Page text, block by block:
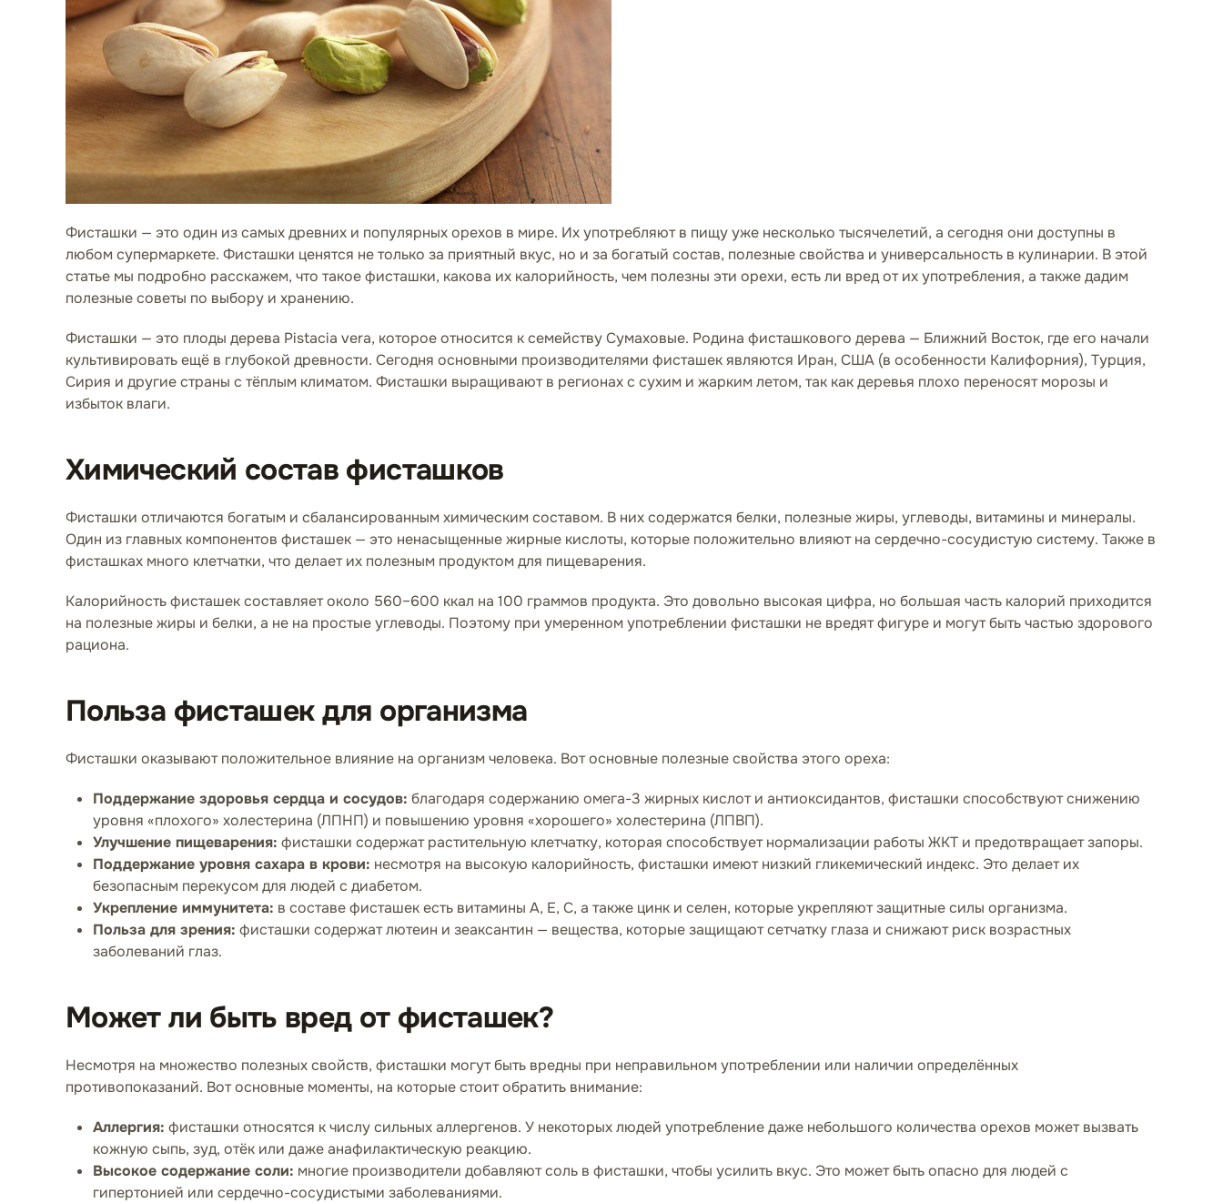
Фисташки — это один из самых древних и популярных орехов в мире. Их употребляют в пищу уже несколько тысячелетий, а сегодня они доступны в
любом супермаркете. Фисташки ценятся не только за приятный вкус, но и за богатый состав, полезные свойства и универсальность в кулинарии. В этой
статье мы подробно расскажем, что такое фисташки, какова их калорийность, чем полезны эти орехи, есть ли вред от их употребления, а также дадим
полезные советы по выбору и хранению.
Фисташки — это плоды дерева Pistacia vera, которое относится к семейству Сумаховые. Родина фисташкового дерева — Ближний Восток, где его начали
культивировать ещё в глубокой древности. Сегодня основными производителями фисташек являются Иран, США (в особенности Калифорния), Турция,
Сирия и другие страны с тёплым климатом. Фисташки выращивают в регионах с сухим и жарким летом, так как деревья плохо переносят морозы и
избыток влаги.
Химический состав фисташков
Фисташки отличаются богатым и сбалансированным химическим составом. В них содержатся белки, полезные жиры, углеводы, витамины и минералы.
Один из главных компонентов фисташек — это ненасыщенные жирные кислоты, которые положительно влияют на сердечно-сосудистую систему. Также в
фисташках много клетчатки, что делает их полезным продуктом для пищеварения.
Калорийность фисташек составляет около 560–600 ккал на 100 граммов продукта. Это довольно высокая цифра, но большая часть калорий приходится
на полезные жиры и белки, а не на простые углеводы. Поэтому при умеренном употреблении фисташки не вредят фигуре и могут быть частью здорового
рациона.
Польза фисташек для организма
Фисташки оказывают положительное влияние на организм человека. Вот основные полезные свойства этого ореха:
Поддержание здоровья сердца и сосудов: благодаря содержанию омега-3 жирных кислот и антиоксидантов, фисташки способствуют снижению
уровня «плохого» холестерина (ЛПНП) и повышению уровня «хорошего» холестерина (ЛПВП).
Улучшение пищеварения: фисташки содержат растительную клетчатку, которая способствует нормализации работы ЖКТ и предотвращает запоры.
Поддержание уровня сахара в крови: несмотря на высокую калорийность, фисташки имеют низкий гликемический индекс. Это делает их
безопасным перекусом для людей с диабетом.
Укрепление иммунитета: в составе фисташек есть витамины А, Е, С, а также цинк и селен, которые укрепляют защитные силы организма.
Польза для зрения: фисташки содержат лютеин и зеаксантин — вещества, которые защищают сетчатку глаза и снижают риск возрастных
заболеваний глаз.
Может ли быть вред от фисташек?
Несмотря на множество полезных свойств, фисташки могут быть вредны при неправильном употреблении или наличии определённых
противопоказаний. Вот основные моменты, на которые стоит обратить внимание:
Аллергия: фисташки относятся к числу сильных аллергенов. У некоторых людей употребление даже небольшого количества орехов может вызвать
кожную сыпь, зуд, отёк или даже анафилактическую реакцию.
Высокое содержание соли: многие производители добавляют соль в фисташки, чтобы усилить вкус. Это может быть опасно для людей с
гипертонией или сердечно-сосудистыми заболеваниями.